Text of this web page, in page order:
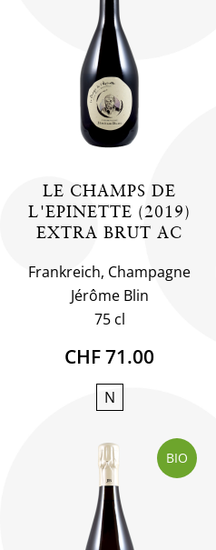
LE CHAMPS DE
L'EPINETTE (2019)
EXTRA BRUT AC
Frankreich, Champagne
Jérôme Blin
75 cl
CHF 71.00
N
BIO